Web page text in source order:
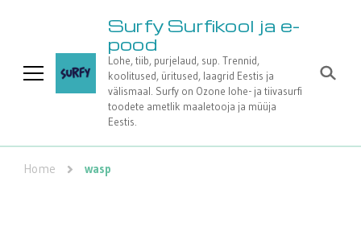
Surfy Surfikool ja e-
pood
Lohe, tiib, purjelaud, sup. Trennid,
koolitused, üritused, laagrid Eestis ja
välismaal. Surfy on Ozone lohe- ja tiivasurfi
toodete ametlik maaletooja ja müüja
Eestis.
Home wasp